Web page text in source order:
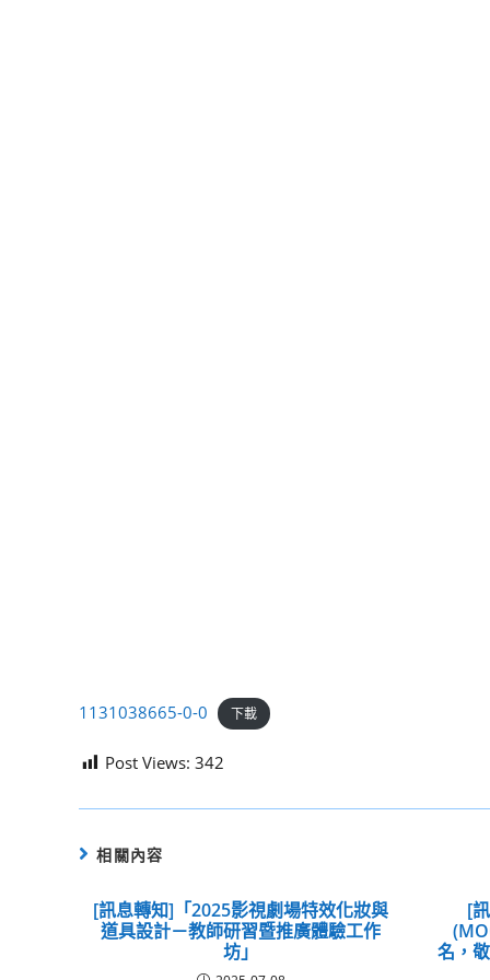
1131038665-0-0 下載
Post Views: 342
相關內容
[訊息轉知]「2025影視劇場特效化妝與
道具設計－教師研習暨推廣體驗工作
坊」
[
名，